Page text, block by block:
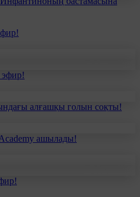
эфир!
алғашқы голын соқты!
ашылады!